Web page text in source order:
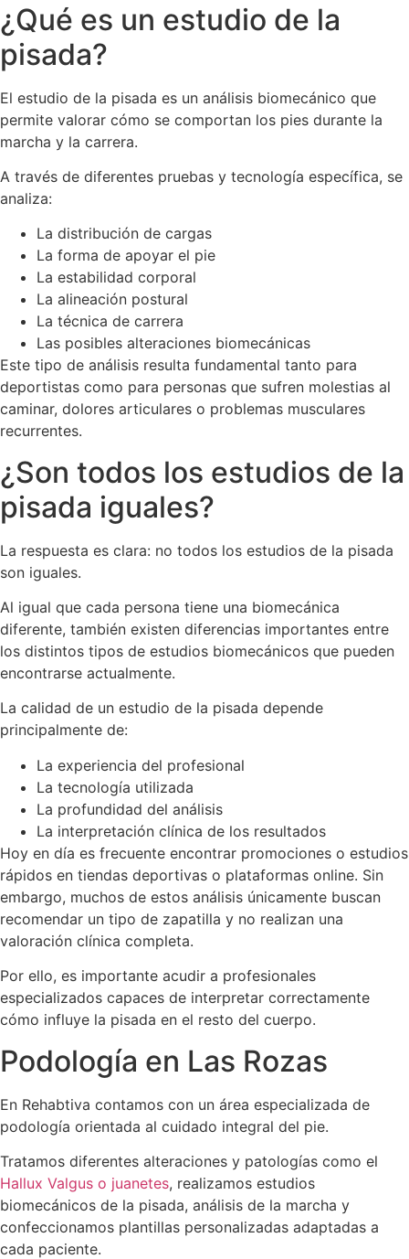
¿Qué es un estudio de la
pisada?
El estudio de la pisada es un análisis biomecánico que
permite valorar cómo se comportan los pies durante la
marcha y la carrera.
A través de diferentes pruebas y tecnología específica, se
analiza:
La distribución de cargas
La forma de apoyar el pie
La estabilidad corporal
La alineación postural
La técnica de carrera
Las posibles alteraciones biomecánicas
Este tipo de análisis resulta fundamental tanto para
deportistas como para personas que sufren molestias al
caminar, dolores articulares o problemas musculares
recurrentes.
¿Son todos los estudios de la
pisada iguales?
La respuesta es clara: no todos los estudios de la pisada
son iguales.
Al igual que cada persona tiene una biomecánica
diferente, también existen diferencias importantes entre
los distintos tipos de estudios biomecánicos que pueden
encontrarse actualmente.
La calidad de un estudio de la pisada depende
principalmente de:
La experiencia del profesional
La tecnología utilizada
La profundidad del análisis
La interpretación clínica de los resultados
Hoy en día es frecuente encontrar promociones o estudios
rápidos en tiendas deportivas o plataformas online. Sin
embargo, muchos de estos análisis únicamente buscan
recomendar un tipo de zapatilla y no realizan una
valoración clínica completa.
Por ello, es importante acudir a profesionales
especializados capaces de interpretar correctamente
cómo influye la pisada en el resto del cuerpo.
Podología en Las Rozas
En Rehabtiva contamos con un área especializada de
podología orientada al cuidado integral del pie.
Tratamos diferentes alteraciones y patologías como el
Hallux Valgus o juanetes, realizamos estudios
biomecánicos de la pisada, análisis de la marcha y
confeccionamos plantillas personalizadas adaptadas a
cada paciente.